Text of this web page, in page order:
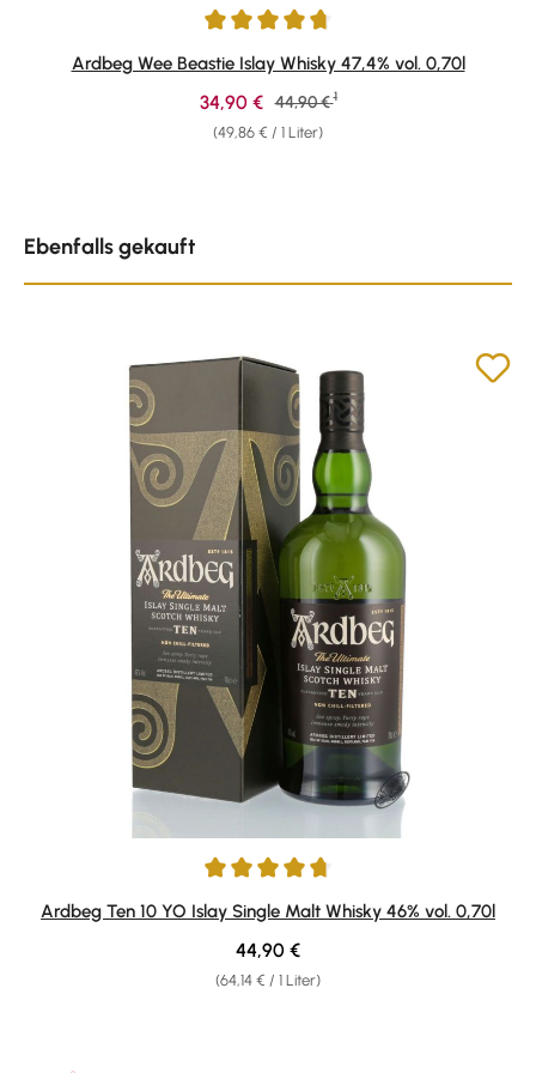
Durchschnittliche Bewertung von 4.75 von 5 Sternen
Ardbeg Wee Beastie Islay Whisky 47,4% vol. 0,70l
(49,86 € / 1 Liter)
Verkaufspreis:
34,90 € Regulärer Preis:
44,90 € 1
Ebenfalls gekauft
Durchschnittliche Bewertung von 4.87 von 5 Sternen
Ardbeg Ten 10 YO Islay Single Malt Whisky 46% vol. 0,70l
(64,14 € / 1 Liter)
Regulärer Preis:
44,90 €